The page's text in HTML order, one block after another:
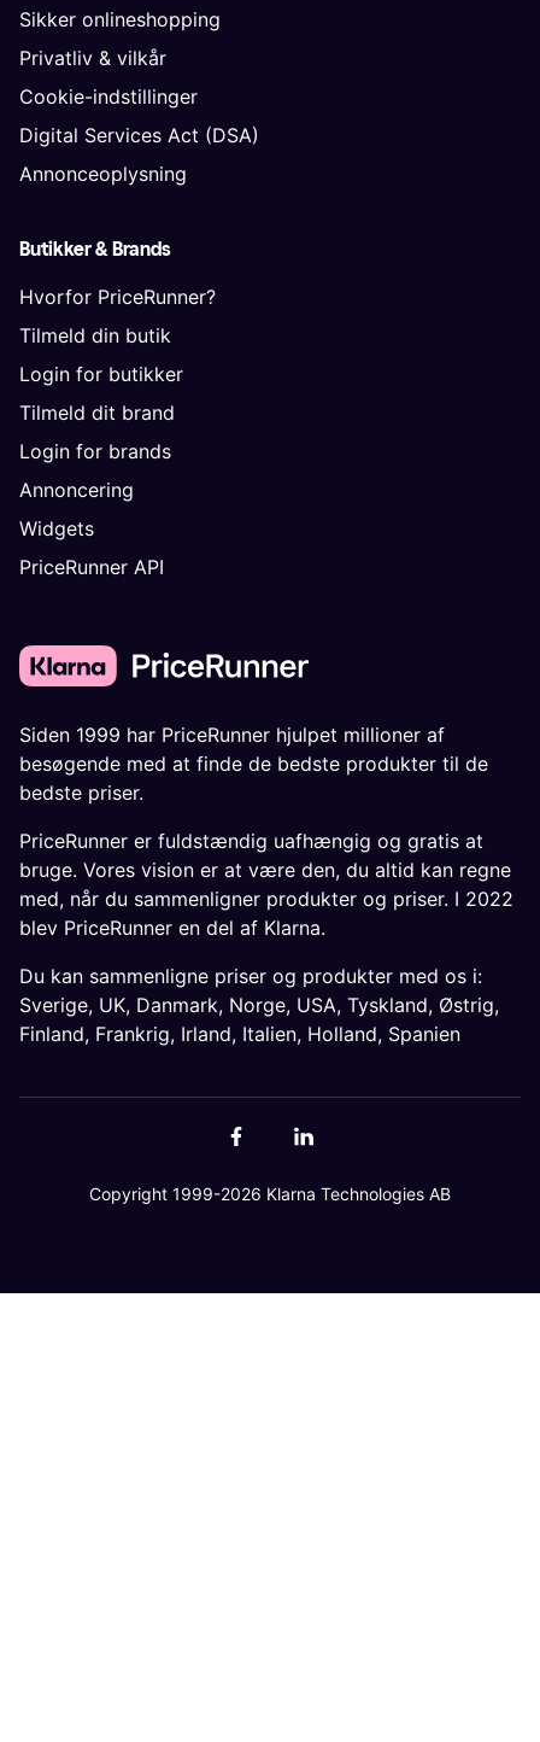
Sikker onlineshopping
Privatliv & vilkår
Cookie-indstillinger
Digital Services Act (DSA)
Annonceoplysning
Butikker & Brands
Hvorfor PriceRunner?
Tilmeld din butik
Login for butikker
Tilmeld dit brand
Login for brands
Annoncering
Widgets
PriceRunner API
Siden 1999 har PriceRunner hjulpet millioner af
besøgende med at finde de bedste produkter til de
bedste priser.
PriceRunner er fuldstændig uafhængig og gratis at
bruge. Vores vision er at være den, du altid kan regne
med, når du sammenligner produkter og priser. I 2022
blev PriceRunner en del af Klarna.
Du kan sammenligne priser og produkter med os i:
Sverige, UK, Danmark, Norge, USA, Tyskland, Østrig,
Finland, Frankrig, Irland, Italien, Holland, Spanien
Copyright 1999-2026 Klarna Technologies AB